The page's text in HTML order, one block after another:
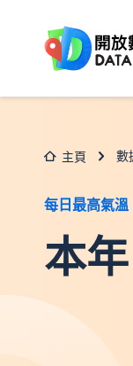
主頁 數
每日最高氣
本